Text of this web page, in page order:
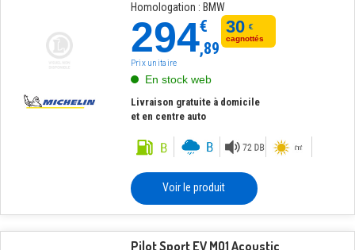
Homologation : BMW
294€
,89
30 €
cagnottés
Prix unitaire
En stock web
Livraison gratuite à domicile
et en centre auto
Voir le produit
Pilot Sport EV MO1 Acoustic